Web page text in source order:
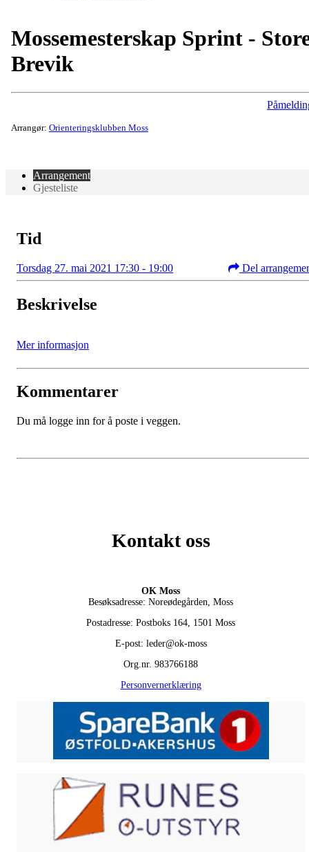
Mossemesterskap Sprint -
Brevik
Arrangør: Orienteringsklubben Moss
Arrangement
Gjesteliste
Tid
Torsdag 27. mai 2021 17:30 - 19:00 Del
Beskrivelse
Mer informasjon
Kommentarer
Du må logge inn for å poste i veggen.
Kontakt oss
OK Moss
Besøksadresse: Noreødegården, Moss
Postadresse: Postboks 164, 1501 Moss
E-post: leder@ok-moss
Org.nr. 983766188
Personvernerklæring